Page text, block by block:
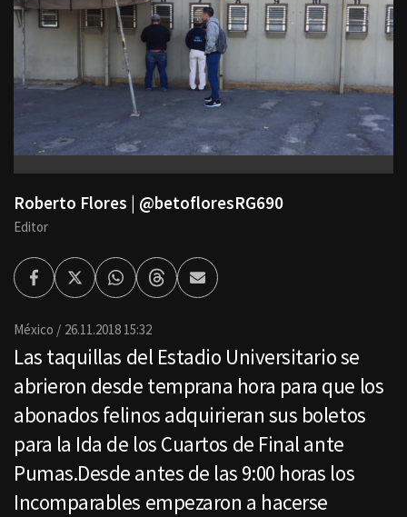
Roberto Flores | @betofloresRG690
Editor
FacebookTwitterWhatsappThreadsEnviar
por
México 26.11.2018 15:32
Las taquillas del Estadio Universitario se
abrieron desde temprana hora para que los
abonados felinos adquirieran sus boletos
para la Ida de los Cuartos de Final ante
Pumas.Desde antes de las 9:00 horas los
Incomparables empezaron a hacerse